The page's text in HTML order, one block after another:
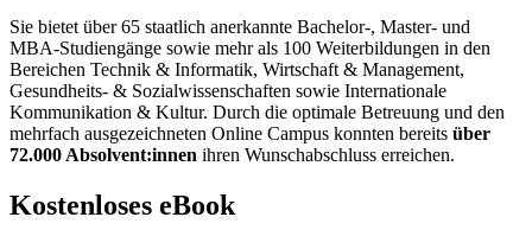
Sie bietet über 65 staatlich anerkannte Bachelor-, Master- und
MBA-Studiengänge sowie mehr als 100 Weiterbildungen in den
Bereichen Technik & Informatik, Wirtschaft & Management,
Gesundheits- & Sozialwissenschaften sowie Internationale
Kommunikation & Kultur. Durch die optimale Betreuung und den
mehrfach ausgezeichneten Online Campus konnten bereits über
72.000 Absolvent:innen ihren Wunschabschluss erreichen.
Kostenloses eBook